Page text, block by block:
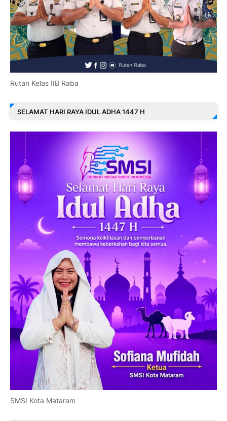
Rutan Kelas IIB Raba
SELAMAT HARI RAYA IDUL ADHA 1447 H
SMSI Kota Mataram